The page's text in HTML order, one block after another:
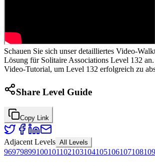
Schauen Sie sich unser detailliertes Video-
Lösung für Solitaire Associations Level 132
Video-Tutorial, um Level 132 erfolgreich zu
Share Level Guide
Copy Link
Adjacent Levels All Levels
96979899100101102103104105106107108109